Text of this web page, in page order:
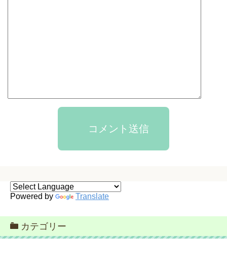
コメント送信
Powered by Translate
カテゴリー